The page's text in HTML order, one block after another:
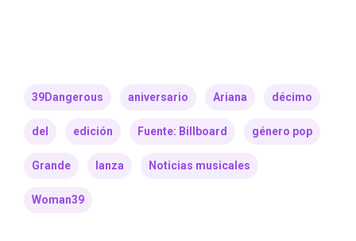
39Dangerous aniversario Ariana décimo
del edición Fuente: Billboard género pop
Grande lanza Noticias musicales
Woman39